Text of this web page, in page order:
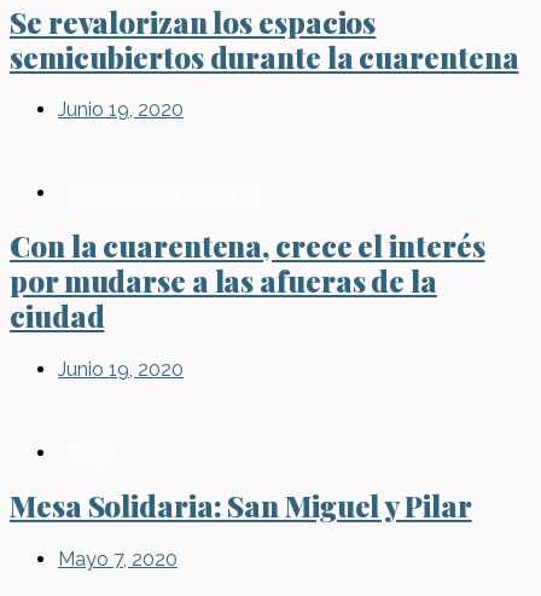
Se revalorizan los espacios
semicubiertos durante la cuarentena
Junio 19, 2020
Con la cuarentena, crece el interés
por mudarse a las afueras de la
ciudad
Junio 19, 2020
Mesa Solidaria: San Miguel y Pilar
Mayo 7, 2020